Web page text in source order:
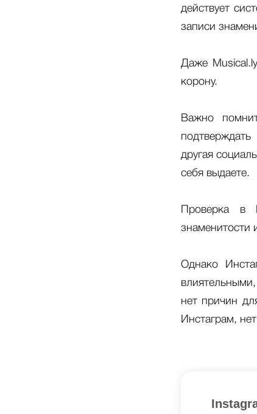
действует
записи
Даже
корону.
Важно
другая
себя выдаете.
Проверка в
знаменитости
Однако
нет причин
Инстаграм,